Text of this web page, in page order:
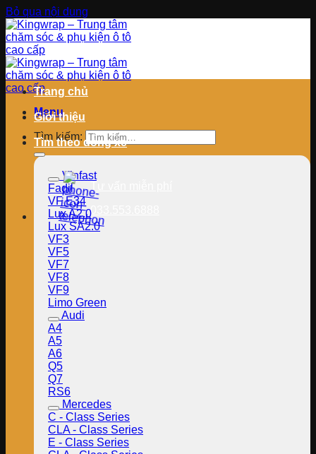
Bỏ qua nội dung
Menu
Tìm kiếm:
033.553.6888
Trang chủ
Giới thiệu
Tìm theo dòng xe
Vinfast
Fadil
VF E34
Lux A2.0
Lux SA2.0
VF3
VF5
VF7
VF8
VF9
Limo Green
Audi
A4
A5
A6
Q5
Q7
RS6
Mercedes
C - Class Series
CLA - Class Series
E - Class Series